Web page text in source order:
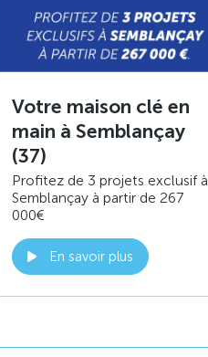
Votre maison clé en
main à Semblançay
(37)
Profitez de 3 projets exclusif à
Semblançay à partir de 267
000€
En savoir plus